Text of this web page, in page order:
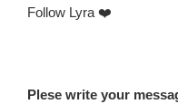
Follow Lyra ❤️
Plese write your